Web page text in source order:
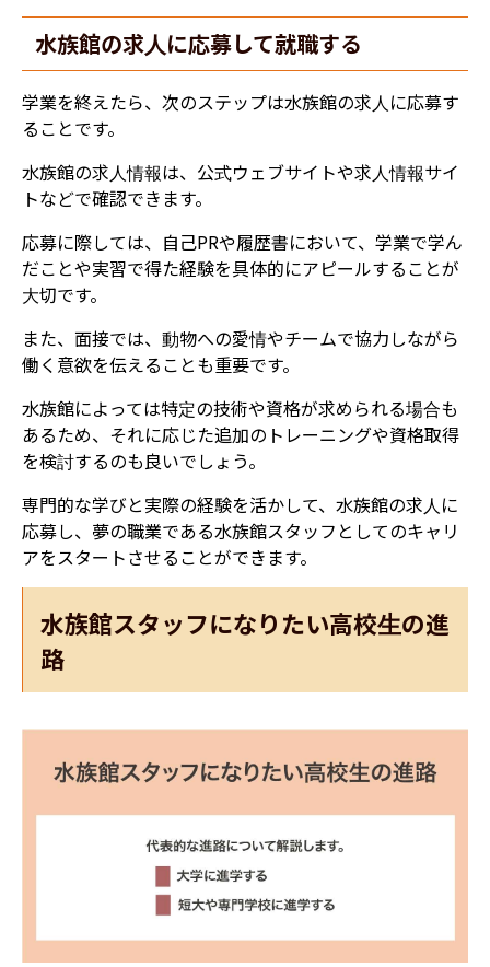
水族館の求人に応募して就職する
学業を終えたら、次のステップは水族館の求人に応募す
ることです。
水族館の求人情報は、公式ウェブサイトや求人情報サイ
トなどで確認できます。
応募に際しては、自己PRや履歴書において、学業で学ん
だことや実習で得た経験を具体的にアピールすることが
大切です。
また、面接では、動物への愛情やチームで協力しながら
働く意欲を伝えることも重要です。
水族館によっては特定の技術や資格が求められる場合も
あるため、それに応じた追加のトレーニングや資格取得
を検討するのも良いでしょう。
専門的な学びと実際の経験を活かして、水族館の求人に
応募し、夢の職業である水族館スタッフとしてのキャリ
アをスタートさせることができます。
水族館スタッフになりたい高校生の進
路